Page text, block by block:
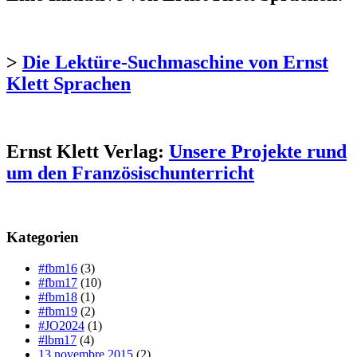
> Die Lektüre-Suchmaschine von Ernst
Klett Sprachen
Ernst Klett Verlag: Unsere Projekte rund
um den Französischunterricht
Kategorien
#fbm16 (3)
#fbm17 (10)
#fbm18 (1)
#fbm19 (2)
#JO2024 (1)
#lbm17 (4)